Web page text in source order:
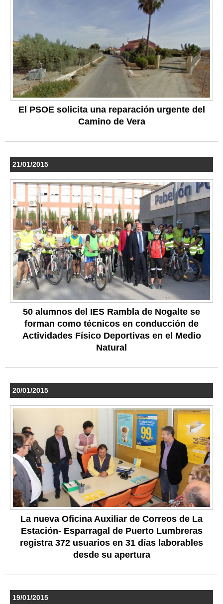
El PSOE solicita una reparación urgente del
Camino de Vera
21/01/2015
50 alumnos del IES Rambla de Nogalte se
forman como técnicos en conducción de
Actividades Físico Deportivas en el Medio
Natural
20/01/2015
La nueva Oficina Auxiliar de Correos de La
Estación- Esparragal de Puerto Lumbreras
registra 372 usuarios en 31 días laborables
desde su apertura
19/01/2015